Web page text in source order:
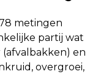
metingen
partij wat
en
overgroei,